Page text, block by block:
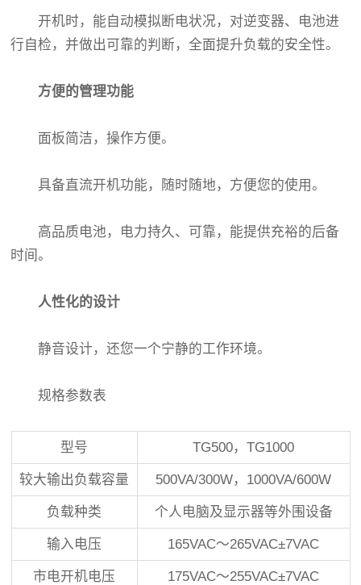
开机时，能自动模拟断电状况，对逆变器、电池进
行自检，并做出可靠的判断，全面提升负载的安全性。
方便的管理功能
面板简洁，操作方便。
具备直流开机功能，随时随地，方便您的使用。
高品质电池，电力持久、可靠，能提供充裕的后备
时间。
人性化的设计
静音设计，还您一个宁静的工作环境。
规格参数表
型号 TG500，TG1000
较大输出负载容量 500VA/300W，1000VA/600W
负载种类 个人电脑及显示器等外围设备
输入电压 165VAC～265VAC±7VAC
市电开机电压 175VAC～255VAC±7VAC